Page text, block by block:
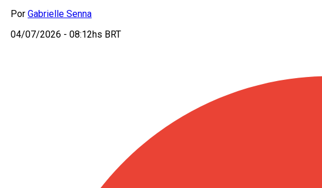
Por Gabrielle Senna
04/07/2026 - 08:12hs BRT